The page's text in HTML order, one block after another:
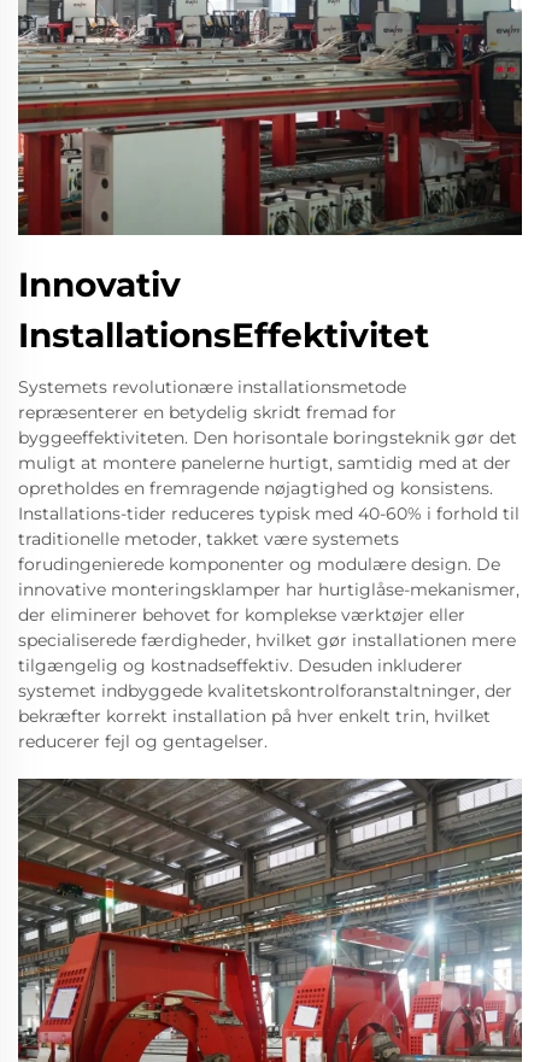
Innovativ
InstallationsEffektivitet
Systemets revolutionære installationsmetode
repræsenterer en betydelig skridt fremad for
byggeeffektiviteten. Den horisontale boringsteknik gør det
muligt at montere panelerne hurtigt, samtidig med at der
opretholdes en fremragende nøjagtighed og konsistens.
Installations-tider reduceres typisk med 40-60% i forhold til
traditionelle metoder, takket være systemets
forudingenierede komponenter og modulære design. De
innovative monteringsklamper har hurtiglåse-mekanismer,
der eliminerer behovet for komplekse værktøjer eller
specialiserede færdigheder, hvilket gør installationen mere
tilgængelig og kostnadseffektiv. Desuden inkluderer
systemet indbyggede kvalitetskontrolforanstaltninger, der
bekræfter korrekt installation på hver enkelt trin, hvilket
reducerer fejl og gentagelser.